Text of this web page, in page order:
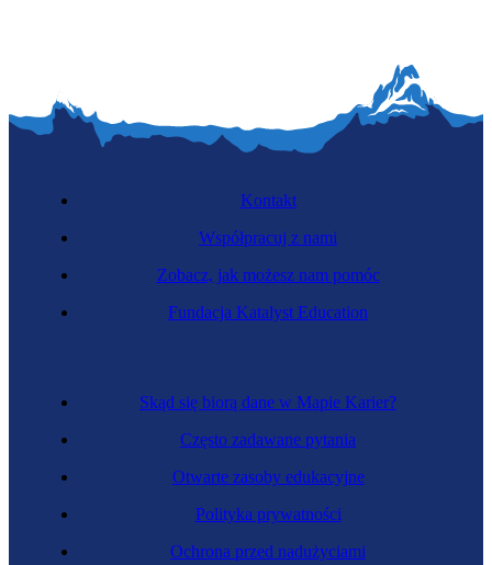
Skąd się biorą dane w Mapie Karier?
Często zadawane pytania
Otwarte zasoby edukacyjne
Polityka prywatności
Ochrona przed nadużyciami
Kontakt
Współpracuj z nami
Zobacz, jak możesz nam pomóc
Fundacja Katalyst Education